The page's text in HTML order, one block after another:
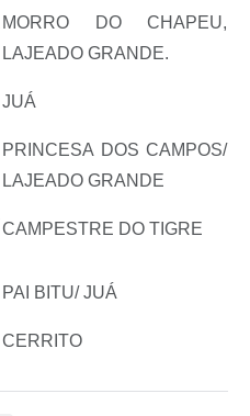
MORRO DO CHAPEU,
LAJEADO GRANDE.
JUÁ
PRINCESA DOS CAMPOS/
LAJEADO GRANDE
CAMPESTRE DO TIGRE
PAI BITU/ JUÁ
CERRITO